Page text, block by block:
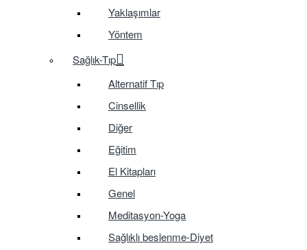
Yaklaşımlar
Yöntem
Sağlık-Tıp
Alternatif Tıp
Cinsellik
Diğer
Eğitim
El Kitapları
Genel
Meditasyon-Yoga
Sağlıklı beslenme-Diyet